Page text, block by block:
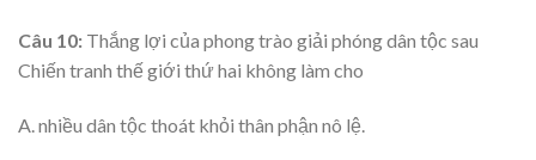
Câu 10: Thắng lợi của phong trào giải phóng dân tộc sau
Chiến tranh thế giới thứ hai không làm cho
A. nhiều dân tộc thoát khỏi thân phận nô lệ.